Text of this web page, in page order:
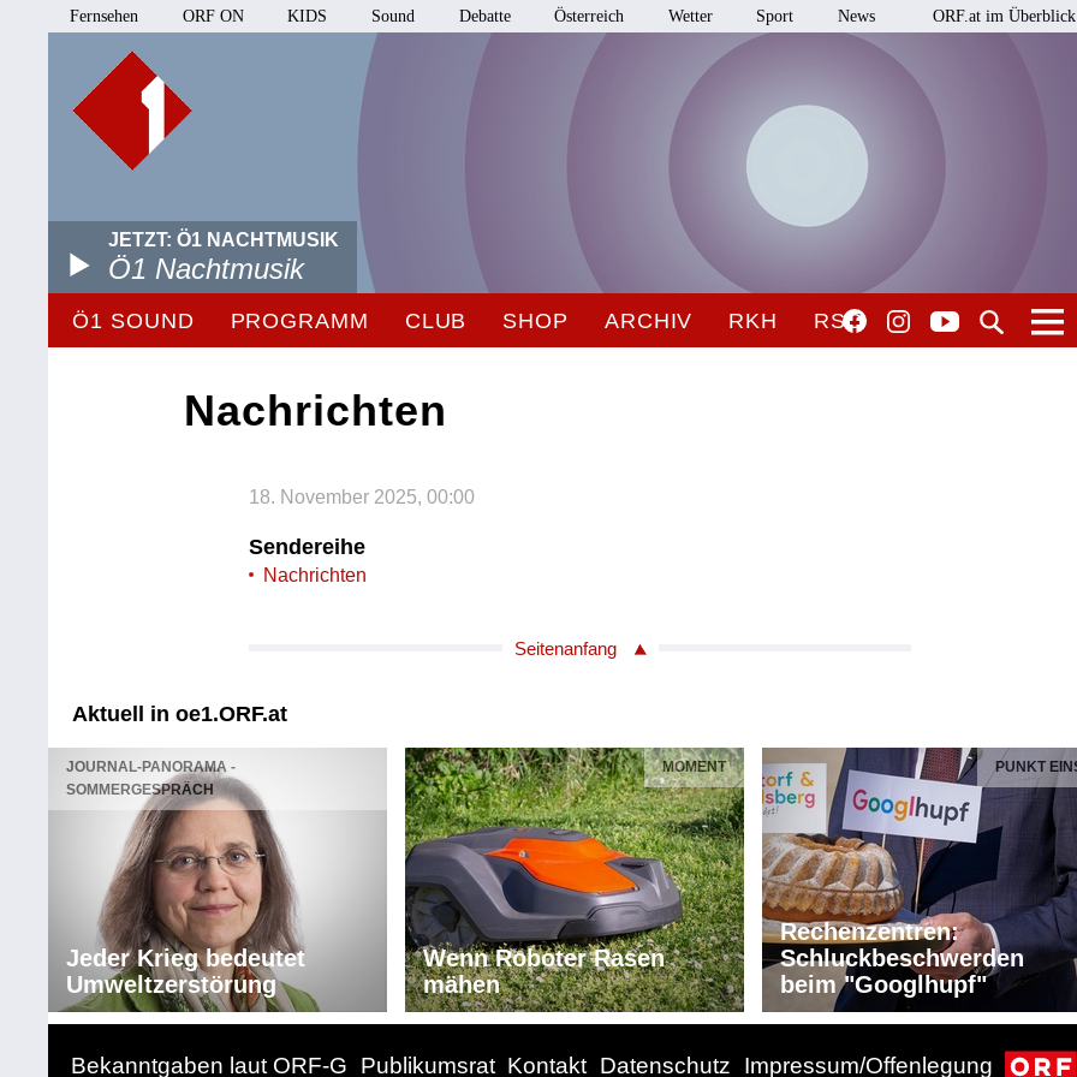
Fernsehen ORF ON KIDS Sound Debatte Österreich Wetter Sport News ORF.at im Überblick
JETZT: Ö1 NACHTMUSIK
Ö1 Nachtmusik
Ö1 SOUND PROGRAMM CLUB SHOP ARCHIV RKH RSO
Nachrichten
18. November 2025, 00:00
Sendereihe
Nachrichten
Seitenanfang
Aktuell in oe1.ORF.at
JOURNAL-PANORAMA -
SOMMERGESPRÄCH
Jeder Krieg bedeutet
Umweltzerstörung
MOMENT
Wenn Roboter Rasen
mähen
PUNKT
Rechenzentren:
Schluckbeschwerden
beim "Googlhupf"
Bekanntgaben laut ORF-G Publikumsrat Kontakt Datenschutz Impressum/Offenlegung